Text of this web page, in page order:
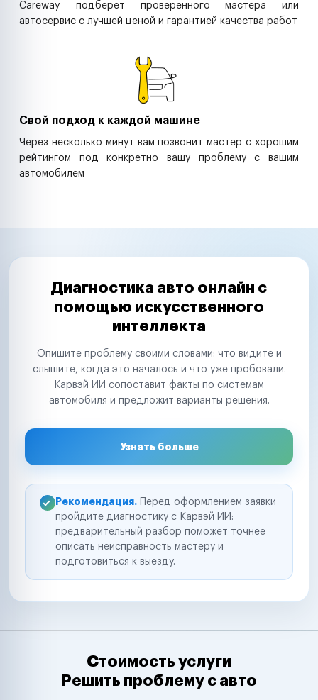
Careway подберет проверенного мастера или
автосервис с лучшей ценой и гарантией качества работ
Свой подход к каждой машине
Через несколько минут вам позвонит мастер с хорошим
рейтингом под конкретно вашу проблему с вашим
автомобилем
Диагностика авто онлайн с
помощью искусственного
интеллекта
Опишите проблему своими словами: что видите и
слышите, когда это началось и что уже пробовали.
Карвэй ИИ сопоставит факты по системам
автомобиля и предложит варианты решения.
Узнать больше
Рекомендация. Перед оформлением заявки
пройдите диагностику с Карвэй ИИ:
предварительный разбор поможет точнее
описать неисправность мастеру и
подготовиться к выезду.
Стоимость услуги
Решить проблему с авто